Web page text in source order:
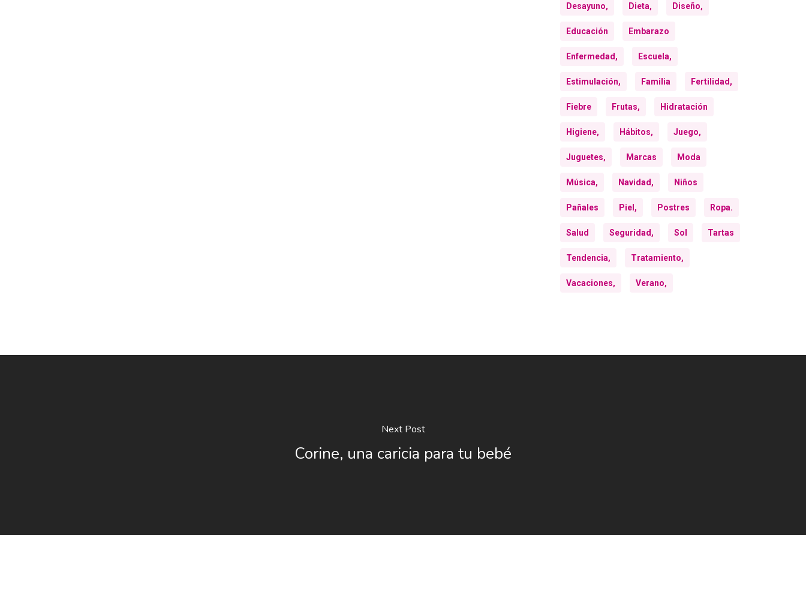
Desayuno, Dieta, Diseño,
Educación Embarazo
Enfermedad, Escuela,
Estimulación, Familia Fertilidad,
Fiebre Frutas, Hidratación
Higiene, Hábitos, Juego,
Juguetes, Marcas Moda
Música, Navidad, Niños
Pañales Piel, Postres Ropa.
Salud Seguridad, Sol Tartas
Tendencia, Tratamiento,
Vacaciones, Verano,
Next Post
Corine, una caricia para tu bebé